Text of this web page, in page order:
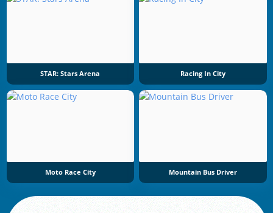
STAR: Stars Arena Racing In City
Moto Race City Mountain Bus Driver